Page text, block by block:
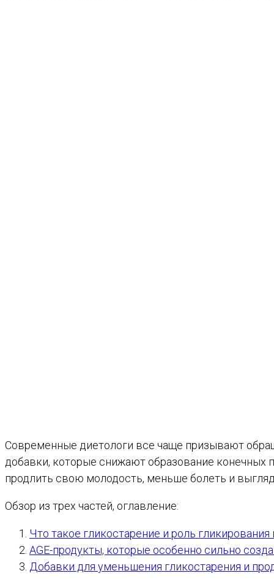
Современные диетологи все чаще призывают
добавки, которые снижают образование конечных
продлить свою молодость, меньше болеть и
Обзор из трех частей, оглавление:
Что такое гликостарение и роль гликирования
AGE-продукты, которые особенно сильно
Добавки для уменьшения гликостарения и